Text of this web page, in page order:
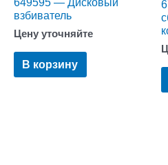
взбиватель
Цену уточняйте
В корзину